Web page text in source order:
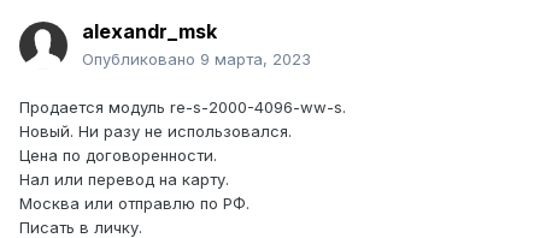
alexandr_msk
Опубликовано 9 марта, 2023
Продается модуль re-s-2000-4096-ww-s.
Новый. Ни разу не использовался.
Цена по договоренности.
Нал или перевод на карту.
Москва или отправлю по РФ.
Писать в личку.